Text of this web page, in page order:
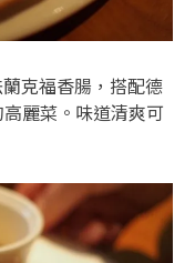
克福香腸，搭配德
麗菜。味道清爽可